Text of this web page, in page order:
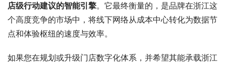
店级行动建议的智能引擎。它最终衡量的，是品牌在浙江这
个高度竞争的市场中，将线下网络从成本中心转化为数据节
点和体验枢纽的速度与效率。
如果您在规划或升级门店数字化体系，并希望其能承载浙江